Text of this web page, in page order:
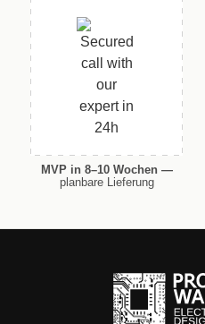
MVP in 8–10 Wochen —
planbare Lieferung